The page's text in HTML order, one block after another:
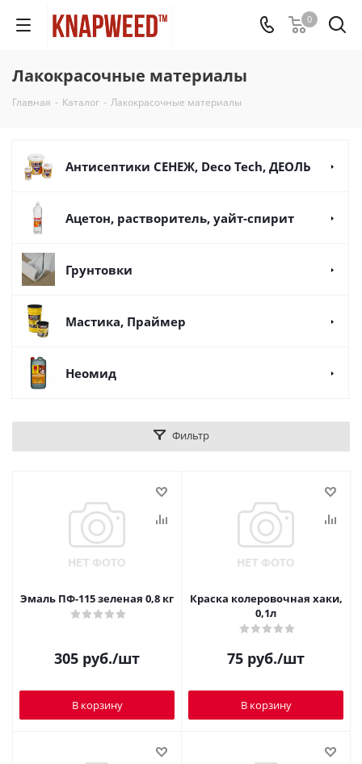
0
Лакокрасочные материалы
Главная - Каталог - Лакокрасочные материалы
Антисептики СЕНЕЖ, Deco Tech, ДЕОЛЬ
Ацетон, растворитель, уайт-спирит
Грунтовки
Мастика, Праймер
Неомид
Фильтр
Эмаль ПФ-115 зеленая 0,8 кг
305 руб./шт
В корзину
Краска колеровочная хаки,
0,1л
75 руб./шт
В корзину